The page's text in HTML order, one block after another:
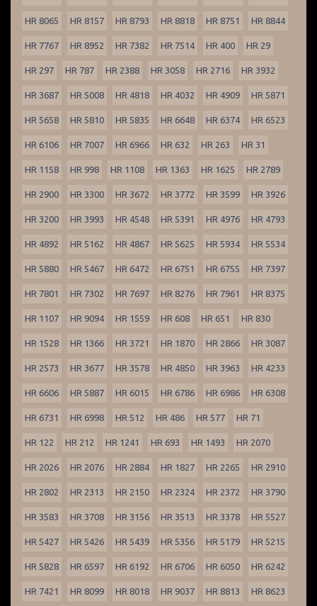
HR 8065 HR 8157 HR 8793 HR 8818 HR 8751 HR 8844
HR 7767 HR 8952 HR 7382 HR 7514 HR 400 HR 29
HR 297 HR 787 HR 2388 HR 3058 HR 2716 HR 3932
HR 3687 HR 5008 HR 4818 HR 4032 HR 4909 HR 5871
HR 5658 HR 5810 HR 5835 HR 6648 HR 6374 HR 6523
HR 6106 HR 7007 HR 6966 HR 632 HR 263 HR 31
HR 1158 HR 998 HR 1108 HR 1363 HR 1625 HR 2789
HR 2900 HR 3300 HR 3672 HR 3772 HR 3599 HR 3926
HR 3200 HR 3993 HR 4548 HR 5391 HR 4976 HR 4793
HR 4892 HR 5162 HR 4867 HR 5625 HR 5934 HR 5534
HR 5880 HR 5467 HR 6472 HR 6751 HR 6755 HR 7397
HR 7801 HR 7302 HR 7697 HR 8276 HR 7961 HR 8375
HR 1107 HR 9094 HR 1559 HR 608 HR 651 HR 830
HR 1528 HR 1366 HR 3721 HR 1870 HR 2866 HR 3087
HR 2573 HR 3677 HR 3578 HR 4850 HR 3963 HR 4233
HR 6606 HR 5887 HR 6015 HR 6786 HR 6986 HR 6308
HR 6731 HR 6998 HR 512 HR 486 HR 577 HR 71
HR 122 HR 212 HR 1241 HR 693 HR 1493 HR 2070
HR 2026 HR 2076 HR 2884 HR 1827 HR 2265 HR 2910
HR 2802 HR 2313 HR 2150 HR 2324 HR 2372 HR 3790
HR 3583 HR 3708 HR 3156 HR 3513 HR 3378 HR 5527
HR 5427 HR 5426 HR 5439 HR 5356 HR 5179 HR 5215
HR 5828 HR 6597 HR 6192 HR 6706 HR 6050 HR 6242
HR 7421 HR 8099 HR 8018 HR 9037 HR 8813 HR 8623